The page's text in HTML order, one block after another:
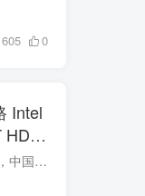
605 0
邮件内容 我们于本周完成了中国移动的接入，中国移动用户可体验到较好的连接速度 目前我方对中国大陆地区路由策略为中国电信使用上海出口的CN2线路，中国联通使用上海和北京出口的LG线路，中国...